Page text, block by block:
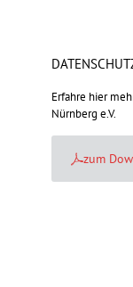
Erfahre hier
Nürnberg e.V.
zum